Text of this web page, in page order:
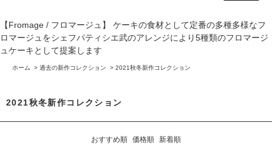
【Fromage / フロマージュ】 ケーキの食材として定番の多種多様なフ
ロマージュをシェフパティシエ武のアレンジにより5種類のフロマージ
ュケーキとして提案します
ホーム > 過去の新作コレクション > 2021秋冬新作コレクション
2021秋冬新作コレクション
おすすめ順 価格順 新着順